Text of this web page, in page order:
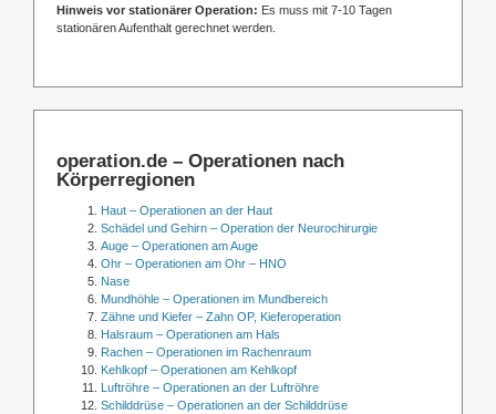
Hinweis vor stationärer Operation: Es muss mit 7-10 Tagen
stationären Aufenthalt gerechnet werden.
operation.de – Operationen nach
Körperregionen
Haut – Operationen an der Haut
Schädel und Gehirn – Operation der Neurochirurgie
Auge – Operationen am Auge
Ohr – Operationen am Ohr – HNO
Nase
Mundhöhle – Operationen im Mundbereich
Zähne und Kiefer – Zahn OP, Kieferoperation
Halsraum – Operationen am Hals
Rachen – Operationen im Rachenraum
Kehlkopf – Operationen am Kehlkopf
Luftröhre – Operationen an der Luftröhre
Schilddrüse – Operationen an der Schilddrüse